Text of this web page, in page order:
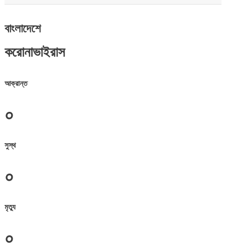
বাংলাদেশে
করোনাভাইরাস
আক্রান্ত
০
সুস্থ
০
মৃত্যু
০